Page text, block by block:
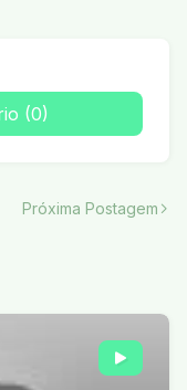
(0)
Próxima Postagem